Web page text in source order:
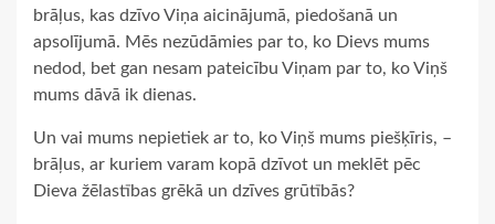
brāļus, kas dzīvo Viņa aicinājumā, piedošanā un
apsolījumā. Mēs nezūdāmies par to, ko Dievs mums
nedod, bet gan nesam pateicību Viņam par to, ko Viņš
mums dāvā ik dienas.
Un vai mums nepietiek ar to, ko Viņš mums piešķīris, –
brāļus, ar kuriem varam kopā dzīvot un meklēt pēc
Dieva žēlastības grēkā un dzīves grūtībās?